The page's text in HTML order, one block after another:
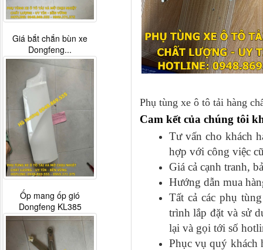
Phụ tùng xe ô tô tải hàng
Cam kết của chúng tôi
Tư vấn cho khách
hợp với công việc
Giá cả cạnh tranh,
Hướng dẫn mua
Tất cả các phụ
trình lắp đặt và sử
lại và gọi tới số
Phục vụ quý khách
Giá bắt chắn bùn xe
Dongfeng...
Ốp mang ốp gió
Dongfeng KL385